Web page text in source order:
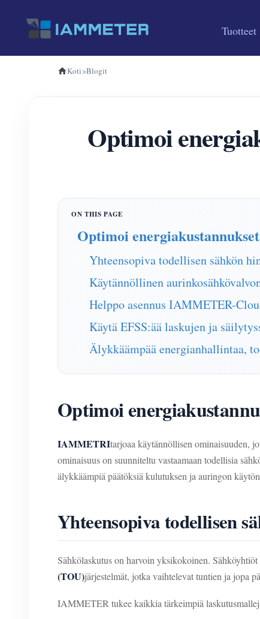
Tuotteet
Koti>Blogit
Optimoi
Optimoi
Yhteensopiva todellisen sähkön
Käytännöllinen
Helppo asennus IAMMETER-
Käytä EFSS:ää laskujen ja
Älykkäämpää energianhallintaa,
Optimoi
IAMMETRItarjoaa käytännöllisen ominaisuuden,
ominaisuus on suunniteltu vastaamaan todellisia
älykkäämpiä päätöksiä kulutuksen ja auringon
Yhteensopiva todellisen
Sähkölaskutus on harvoin yksikokoinen.
(TOU)järjestelmät, jotka vaihtelevat tuntien ja jopa
IAMMETER tukee kaikkia tärkeimpiä